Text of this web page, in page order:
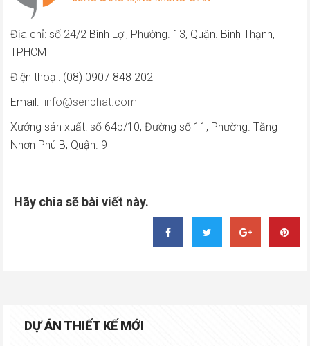
Địa chỉ: số 24/2 Bình Lợi, Phường. 13, Quận. Bình Thạnh,
TPHCM
Điện thoại: (08) 0907 848 202
Email: info@senphat.com
Xưởng sản xuất: số 64b/10, Đường số 11, Phường. Tăng
Nhơn Phú B, Quận. 9
Hãy chia sẽ bài viết này.
DỰ ÁN THIẾT KẾ MỚI